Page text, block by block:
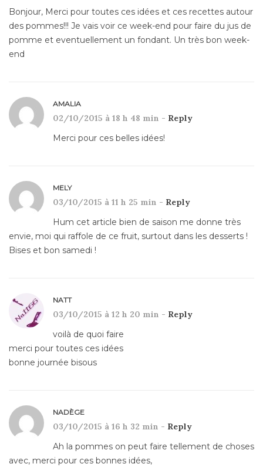
Bonjour, Merci pour toutes ces idées et ces recettes autour
des pommes!!! Je vais voir ce week-end pour faire du jus de
pomme et eventuellement un fondant. Un très bon week-
end
AMALIA
02/10/2015 à 18 h 48 min - Reply
Merci pour ces belles idées!
MELY
03/10/2015 à 11 h 25 min - Reply
Hum cet article bien de saison me donne très
envie, moi qui raffole de ce fruit, surtout dans les desserts !
Bises et bon samedi !
NATT
03/10/2015 à 12 h 20 min - Reply
voilà de quoi faire
merci pour toutes ces idées
bonne journée bisous
NADÈGE
03/10/2015 à 16 h 32 min - Reply
Ah la pommes on peut faire tellement de choses
avec, merci pour ces bonnes idées,